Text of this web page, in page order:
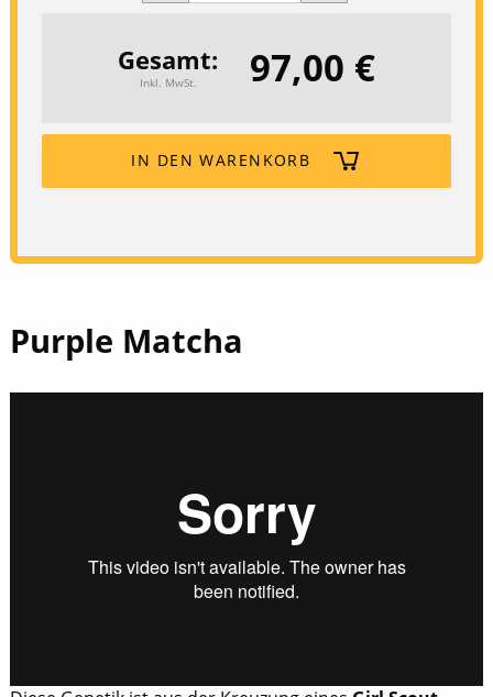
Gesamt
Inkl. MwSt. 97,00 €
IN DEN WARENKORB
Purple Matcha